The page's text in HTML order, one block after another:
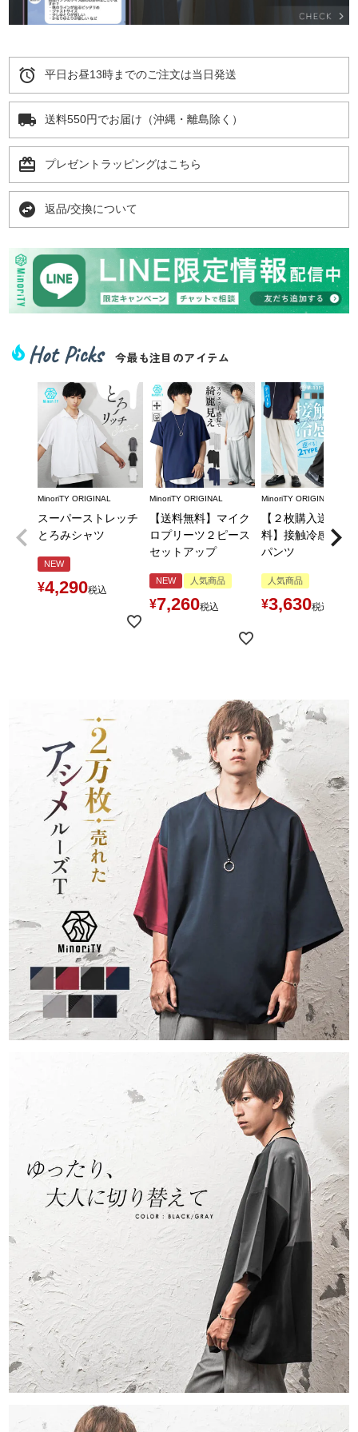
alarm 平日お昼13時までのご注文は当日発送
local_shipping 送料550円でお届け（沖縄・離島除く）
card_giftcard プレゼントラッピングはこちら
swap_horizontal_circle 返品/交換について
local_fire_department Hot Picks 今最も注目のアイテム
MinoriTY ORIGINAL
スーパーストレッチ
とろみシャツ
NEW
¥4,290税込
MinoriTY ORIGINAL
【送料無料】マイク
ロプリーツ２ピース
セットアップ
NEW 人気商品
¥7,260税込
MinoriTY ORIGINAL
【２枚購入送料無
料】接触冷感とろ
パンツ
人気商品
¥3,630税込